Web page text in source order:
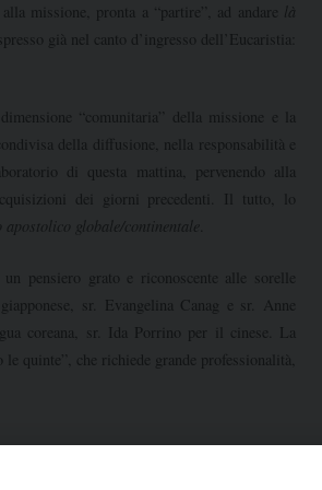
missione, pronta a “partire”, ad andare là
già nel canto d’ingresso dell’Eucaristia:
“comunitaria” della missione e la
della diffusione, nella responsabilità e
di questa mattina, pervenendo alla
dei giorni precedenti. Il tutto, lo
apostolico globale/continentale
grato e riconoscente alle sorelle
sr. Evangelina Canag e sr. Anne
coreana, sr. Ida Porrino per il cinese. La
quinte”, che richiede grande professionalità,